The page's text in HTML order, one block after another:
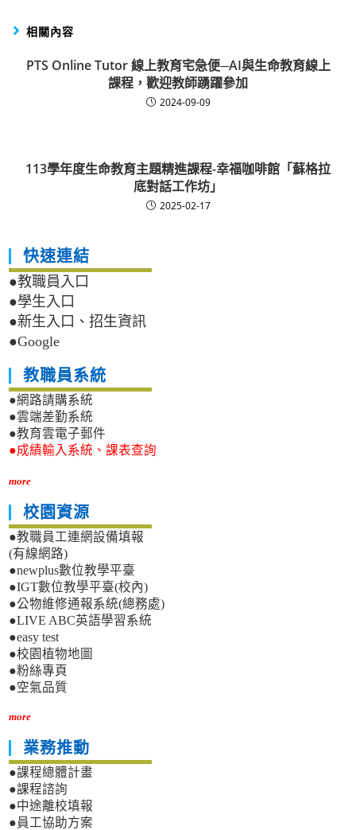
相關內容
PTS Online Tutor 線上教育宅急便─AI與生命教育線上
課程，歡迎教師踴躍參加
2024-09-09
113學年度生命教育主題精進課程-幸福咖啡館「蘇格拉
底對話工作坊」
2025-02-17
快速連結
●教職員入口
●學生入口
●新生入口、招生資訊
●Google
教職員系統
●網路請購系統
●雲端差勤系統
●教育雲電子郵件
●成績輸入系統、課表查詢
more
校園資源
●教職員工連網設備填報
(有線網路)
●newplus數位教學平臺
●IGT數位教學平臺(校內)
●公物維修通報系統(總務處)
●LIVE ABC英語學習系統
●easy test
●校園植物地圖
●粉絲專頁
●空氣品質
more
業務推動
●課程總體計畫
●課程諮詢
●中途離校填報
●員工協助方案